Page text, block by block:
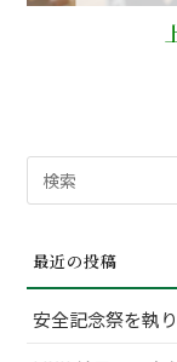
索
象:
最近の投稿
安全記念祭を執